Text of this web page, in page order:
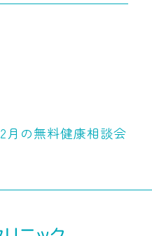
2月の無料健康相談会